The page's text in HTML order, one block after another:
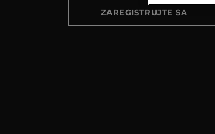
ZAREGISTRUJTE SA